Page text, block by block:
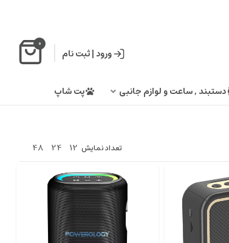
ورود|ثبت نام
0
دستبند , ساعت و لوازم جانبی پت شاپ
تعداد نمایش 12
24
48